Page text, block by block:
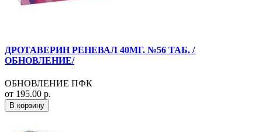
ДРОТАВЕРИН РЕНЕВАЛ 40МГ. №56 ТАБ. /
ОБНОВЛЕНИЕ/
ОБНОВЛЕНИЕ ПФК
от 195.00 р.
В корзину